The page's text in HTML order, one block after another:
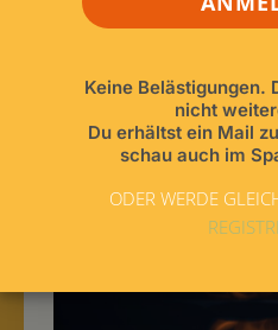
Keine Belästigungen.
nicht
Du erhältst ein Mail
schau auch im
ODER WERDE